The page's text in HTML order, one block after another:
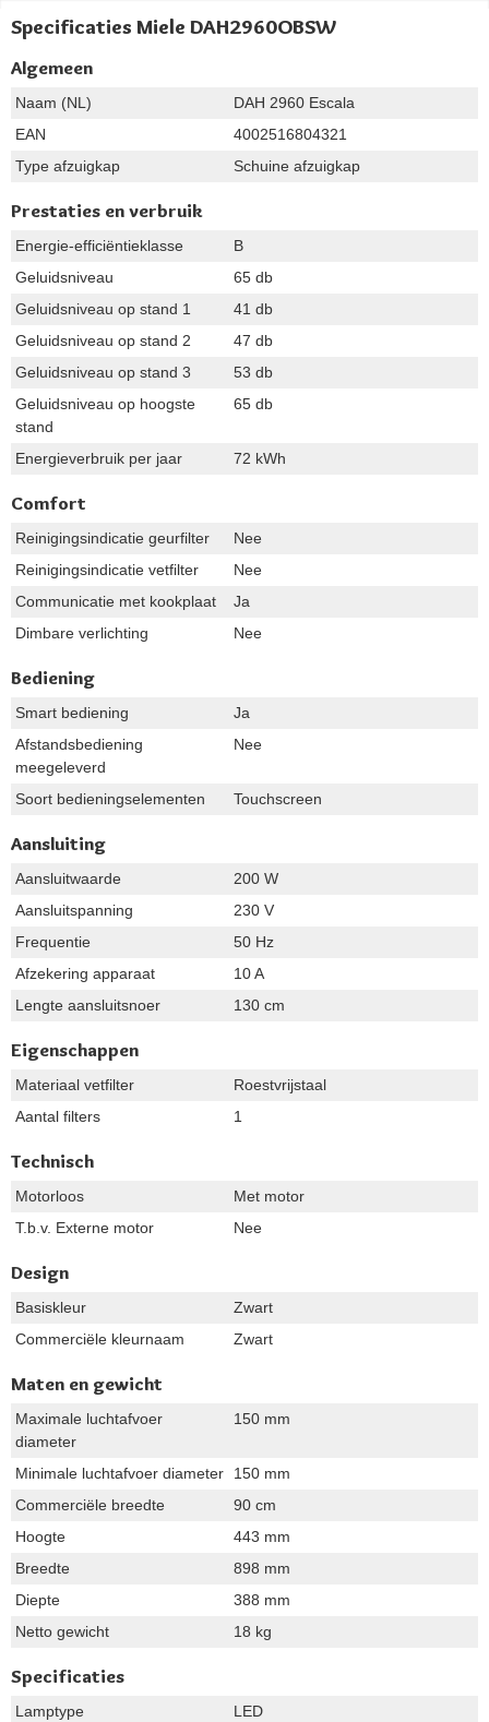
Specificaties Miele DAH2960OBSW
Algemeen
Naam (NL)
DAH 2960 Escala
EAN
4002516804321
Type afzuigkap
Schuine afzuigkap
Prestaties en verbruik
Energie-efficiëntieklasse
B
Geluidsniveau
65 db
Geluidsniveau op stand 1
41 db
Geluidsniveau op stand 2
47 db
Geluidsniveau op stand 3
53 db
Geluidsniveau op hoogste
stand
65 db
Energieverbruik per jaar 72 kWh
Comfort
Reinigingsindicatie geurfilter
Nee
Reinigingsindicatie vetfilter
Nee
Communicatie met kookplaat
Ja
Dimbare verlichting
Nee
Bediening
Smart bediening
Ja
Afstandsbediening
meegeleverd
Nee
Soort bedieningselementen Touchscreen
Aansluiting
Aansluitwaarde
200 W
Aansluitspanning
230 V
Frequentie
50 Hz
Afzekering apparaat
10 A
Lengte aansluitsnoer
130 cm
Eigenschappen
Materiaal vetfilter
Roestvrijstaal
Aantal filters
1
Technisch
Motorloos
Met motor
T.b.v. Externe motor
Nee
Design
Basiskleur
Zwart
Commerciële kleurnaam
Zwart
Maten en gewicht
Maximale luchtafvoer
diameter
150 mm
Minimale luchtafvoer diameter
150 mm
Commerciële breedte
90 cm
Hoogte
443 mm
Breedte
898 mm
Diepte
388 mm
Netto gewicht
18 kg
Specificaties
Lamptype
LED